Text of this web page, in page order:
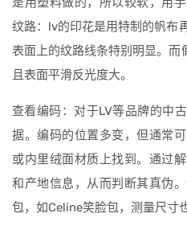
纹路：lv的印花是用特制的帆布
表面上的纹路线条特别明显。而
且表面平滑反光度大。
查看编码：对于LV等品牌的中
据。编码的位置多变，但通常
或内里绒面材质上找到。通过
和产地信息，从而判断其真伪
包，如Celine笑脸包，测量尺寸